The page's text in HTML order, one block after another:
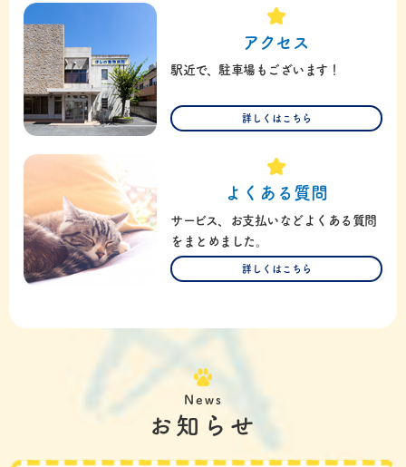
アクセス
駅近で、駐車場もございます！
詳しくはこちら
よくある質問
サービス、お支払いなどよくある質問
をまとめました。
詳しくはこちら
News
お知らせ